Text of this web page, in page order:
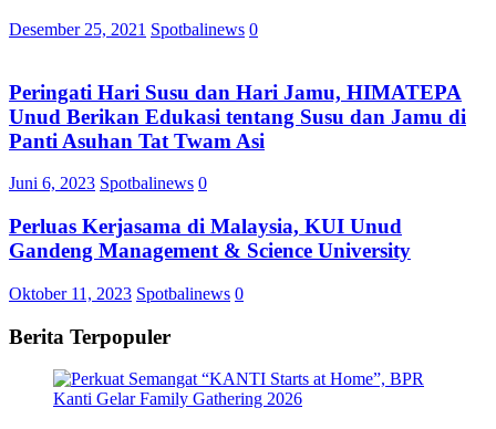
Desember 25, 2021 Spotbalinews 0
Peringati Hari Susu dan Hari Jamu, HIMATEPA
Unud Berikan Edukasi tentang Susu dan Jamu di
Panti Asuhan Tat Twam Asi
Juni 6, 2023 Spotbalinews 0
Perluas Kerjasama di Malaysia, KUI Unud
Gandeng Management & Science University
Oktober 11, 2023 Spotbalinews 0
Berita Terpopuler